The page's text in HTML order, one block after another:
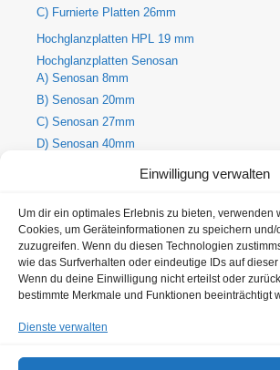
Einwilligung verwalten
Um dir ein optimales Erlebnis zu bieten, verwenden
Cookies, um Geräteinformationen zu speichern und/
zuzugreifen. Wenn du diesen Technologien
wie das Surfverhalten oder eindeutige IDs auf
Wenn du deine Einwilligung nicht erteilst oder
bestimmte Merkmale und Funktionen beeinträchtigt
Dienste verwalten
C) Furnierte Platten 26mm
Hochglanzplatten HPL 19 mm
Hochglanzplatten Senosan
A) Senosan 8mm
B) Senosan 20mm
C) Senosan 27mm
D) Senosan 40mm
A) Holz-Dekorplatte 8mm
B) Holz-Dekorplatte 19mm
C) Holz-Dekorplatte 25mm
Metallic Hochglanzplatten Senosan
A) Metallic Senosan 8mm
D) Metallic Senosan 40mm